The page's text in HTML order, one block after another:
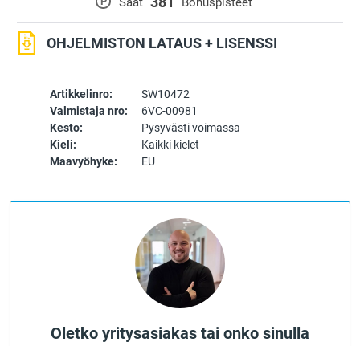
Artikkelinro:
SW10472
Valmistaja nro:
6VC-00981
Kesto:
Pysyvästi voimassa
Kieli:
Kaikki kielet
Maavyöhyke:
EU
OHJELMISTON LATAUS + LISENSSI
Oletko yritysasiakas tai onko sinulla